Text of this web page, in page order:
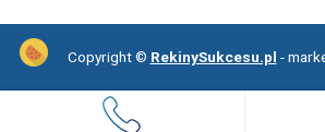
Copyright © RekinySukcesu.pl -
użytkowników. Taki wynik
serwis w filmami przed
Wirtualną Polską.